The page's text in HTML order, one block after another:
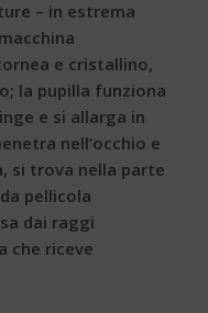
– in estrema
e cristallino,
la pupilla funziona
e si allarga in
nell’occhio e
si trova nella parte
pellicola
dai raggi
che riceve